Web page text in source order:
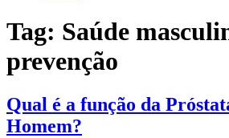
Tag: Saúde
prevenção
Qual é a função da
Homem?